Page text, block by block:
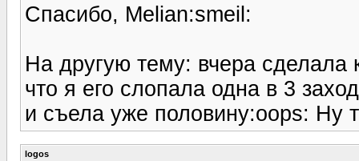
Спасибо, Melian:smeil:
На другую тему: вчера сделала
что я его слопала одна в 3
и съела уже половину:oops: Ну
logos